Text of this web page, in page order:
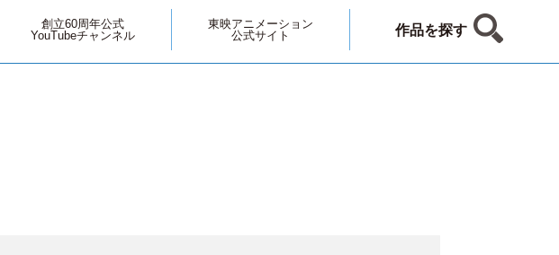
創立60周年公式
YouTubeチャンネル
東映アニメーション
公式サイト
作品を探す